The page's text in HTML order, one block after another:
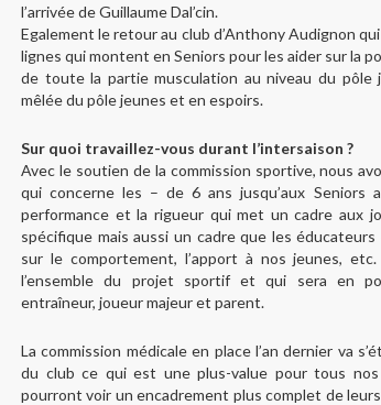
l’arrivée de Guillaume Dal’cin.
Egalement le retour au club d’Anthony Audignon
lignes qui montent en Seniors pour les aider sur la
de toute la partie musculation au niveau du
mêlée du pôle jeunes et en espoirs.
Sur quoi travaillez-vous durant l’intersaison ?
Avec le soutien de la commission sportive, nous
qui concerne les – de 6 ans jusqu’aux Seniors
performance et la rigueur qui met un cadre aux
spécifique mais aussi un cadre que les
sur le comportement, l’apport à nos jeunes,
l’ensemble du projet sportif et qui sera en
entraîneur, joueur majeur et parent.
La commission médicale en place l’an dernier va
du club ce qui est une plus-value pour tous
pourront voir un encadrement plus complet de